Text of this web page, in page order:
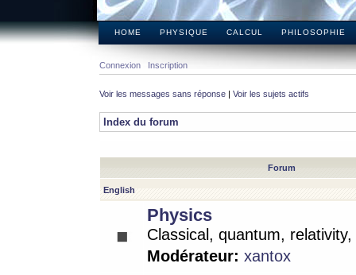
HOME PHYSIQUE CALCUL PHILOSOPHIE
Connexion Inscription
Voir les messages sans réponse | Voir les sujets actifs
Index du forum
Forum
English
Physics
Classical, quantum,
Modérateur: xantox